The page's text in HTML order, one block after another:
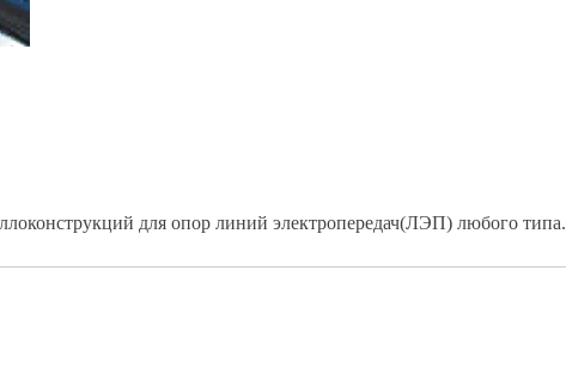
для опор линий электропередач(ЛЭП) любого типа.